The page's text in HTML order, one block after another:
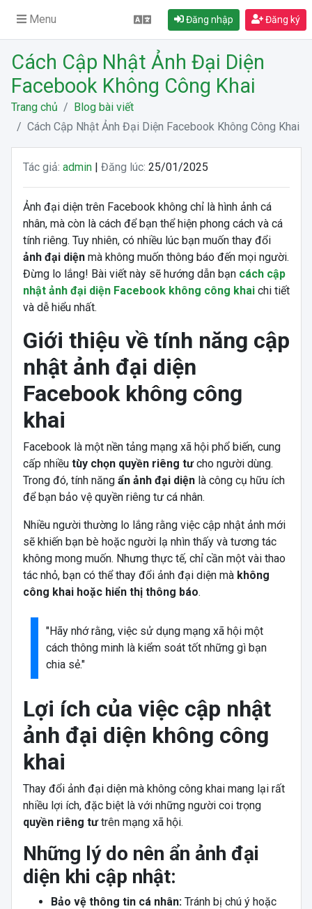
Menu Đăng nhập Đăng ký
Cách Cập Nhật Ảnh Đại Diện
Facebook Không Công Khai
Trang chủ
Blog bài viết
Cách Cập Nhật Ảnh Đại Diện Facebook Không Công Khai
Tác giả: admin| Đăng lúc: 25/01/2025
Ảnh đại diện trên Facebook không chỉ là hình ảnh cá
nhân, mà còn là cách để bạn thể hiện phong cách và cá
tính riêng. Tuy nhiên, có nhiều lúc bạn muốn thay đổi
ảnh đại diệnmà không muốn thông báo đến mọi người.
Đừng lo lắng! Bài viết này sẽ hướng dẫn bạn cách cập
nhật ảnh đại diện Facebook không công khaichi tiết
và dễ hiểu nhất.
Giới thiệu về tính năng cập
nhật ảnh đại diện
Facebook không công
khai
Facebook là một nền tảng mạng xã hội phổ biến, cung
cấp nhiều tùy chọn quyền riêng tưcho người dùng.
Trong đó, tính năng ẩn ảnh đại diệnlà công cụ hữu ích
để bạn bảo vệ quyền riêng tư cá nhân.
Nhiều người thường lo lắng rằng việc cập nhật ảnh mới
sẽ khiến bạn bè hoặc người lạ nhìn thấy và tương tác
không mong muốn. Nhưng thực tế, chỉ cần một vài thao
tác nhỏ, bạn có thể thay đổi ảnh đại diện mà không
công khai hoặc hiển thị thông báo.
"Hãy nhớ rằng, việc sử dụng mạng xã hội một
cách thông minh là kiểm soát tốt những gì bạn
chia sẻ."
Lợi ích của việc cập nhật
ảnh đại diện không công
khai
Thay đổi ảnh đại diện mà không công khai mang lại rất
nhiều lợi ích, đặc biệt là với những người coi trọng
quyền riêng tưtrên mạng xã hội.
Những lý do nên ẩn ảnh đại
diện khi cập nhật:
Bảo vệ thông tin cá nhân:Tránh bị chú ý hoặc